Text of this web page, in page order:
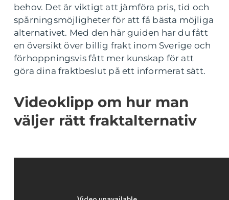
behov. Det är viktigt att jämföra pris, tid och
spårningsmöjligheter för att få bästa möjliga
alternativet. Med den här guiden har du fått
en översikt över billig frakt inom Sverige och
förhoppningsvis fått mer kunskap för att
göra dina fraktbeslut på ett informerat sätt.
Videoklipp om hur man
väljer rätt fraktalternativ